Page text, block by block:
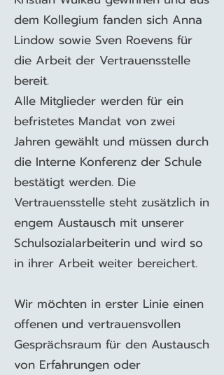
dem Kollegium fanden sich Anna
Lindow sowie Sven Roevens für
die Arbeit der Vertrauensstelle
bereit.
Alle Mitglieder werden für ein
befristetes Mandat von zwei
Jahren gewählt und müssen durch
die Interne Konferenz der Schule
bestätigt werden. Die
Vertrauensstelle steht zusätzlich in
engem Austausch mit unserer
Schulsozialarbeiterin und wird so
in ihrer Arbeit weiter bereichert.
Wir möchten in erster Linie einen
offenen und vertrauensvollen
Gesprächsraum für den Austausch
von Erfahrungen oder